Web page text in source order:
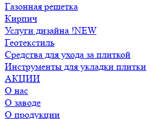
Газонная решетка
Кирпич
Услуги дизайна !NEW
Геотекстиль
Средства для ухода за плиткой
Инструменты для укладки плитки
АКЦИИ
О нас
О заводе
О продукции